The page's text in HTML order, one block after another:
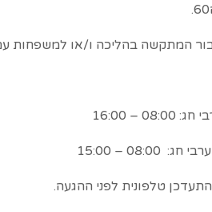
המתקשה בהליכה ו/או למשפחות
טלפונית לפני ההגעה.